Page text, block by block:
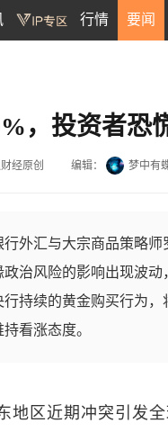
行情 要闻
，投资者恐
经原创 编辑： 梦中有
行外汇与大宗商品策略师
治风险的影响出现波
持续的黄金购买行为
看涨态度。
地区近期冲突引发全